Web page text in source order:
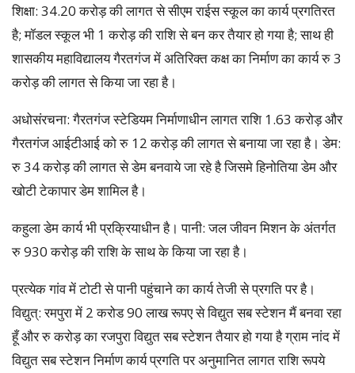
शिक्षा: 34.20 करोड़ की लागत से सीएम राईस स्कूल का कार्य प्रगतिरत
है; मॉडल स्कूल भी 1 करोड़ की राशि से बन कर तैयार हो गया है; साथ ही
शासकीय महाविद्यालय गैरतगंज में अतिरिक्त कक्ष का निर्माण का कार्य रु 3
करोड़ की लागत से किया जा रहा है।
अधोसंरचना: गैरतगंज स्टेडियम निर्माणाधीन लागत राशि 1.63 करोड़ और
गैरतगंज आईटीआई को रु 12 करोड़ की लागत से बनाया जा रहा है। डेम:
रु 34 करोड़ की लागत से डेम बनवाये जा रहे है जिसमे हिनोतिया डेम और
खोटी टेकापार डेम शामिल है।
कहुला डेम कार्य भी प्रक्रियाधीन है। पानी: जल जीवन मिशन के अंतर्गत
रु 930 करोड़ की राशि के साथ के किया जा रहा है।
प्रत्येक गांव में टोटी से पानी पहुंचाने का कार्य तेजी से प्रगति पर है।
विद्युत्: रमपुरा में 2 करोड 90 लाख रूपए से विद्युत सब स्टेशन मैं बनवा रहा
हूँ और रु करोड़ का रजपुरा विद्युत सब स्टेशन तैयार हो गया है ग्राम नांद में
विद्युत सब स्टेशन निर्माण कार्य प्रगति पर अनुमानित लागत राशि रूपये